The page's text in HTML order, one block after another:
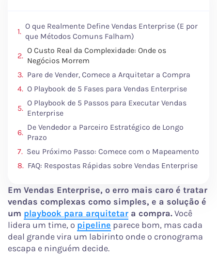
O que Realmente Define Vendas Enterprise (E por
que Métodos Comuns Falham)
O Custo Real da Complexidade: Onde os
Negócios Morrem
Pare de Vender, Comece a Arquitetar a Compra
O Playbook de 5 Fases para Vendas Enterprise
O Playbook de 5 Passos para Executar Vendas
Enterprise
De Vendedor a Parceiro Estratégico de Longo
Prazo
Seu Próximo Passo: Comece com o Mapeamento
FAQ: Respostas Rápidas sobre Vendas Enterprise
Em Vendas Enterprise, o erro mais caro é tratar
vendas complexas como simples, e a solução é
um playbook para arquitetar a compra.Você
lidera um time, o pipeline parece bom, mas cada
deal grande vira um labirinto onde o cronograma
escapa e ninguém decide.